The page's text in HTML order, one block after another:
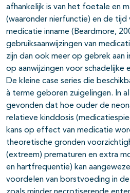
afhankelijk is van het foetale en
(waaronder nierfunctie) en de tijd
medicatie inname (Beardmore,
gebruiksaanwijzingen van
zijn dan ook meer op gebrek aan
op aanwijzingen voor schadelijke
De kleine case series die
à terme geboren zuigelingen. In
gevonden dat hoe ouder de
relatieve kinddosis
kans op effect van medicatie
theoretische gronden
(extreem) prematuren en extra
en hartfrequentie) kan
voordelen van borstvoeding in